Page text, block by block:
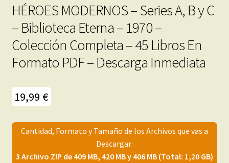
HÉROES MODERNOS – Series A, B y C
– Biblioteca Eterna – 1970 –
Colección Completa – 45 Libros En
Formato PDF – Descarga Inmediata
19,99 €
Cantidad, Formato y Tamaño de los Archivos que vas a
Descargar:
3 Archivo ZIP de 409 MB, 420 MB y 406 MB (Total: 1,20 GB)